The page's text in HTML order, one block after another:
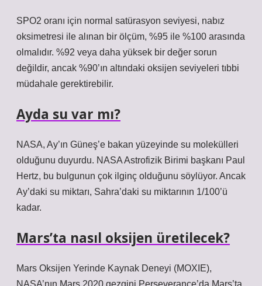
SPO2 oranı için normal satürasyon seviyesi, nabız
oksimetresi ile alınan bir ölçüm, %95 ile %100 arasında
olmalıdır. %92 veya daha yüksek bir değer sorun
değildir, ancak %90’ın altındaki oksijen seviyeleri tıbbi
müdahale gerektirebilir.
Ayda su var mı?
NASA, Ay’ın Güneş’e bakan yüzeyinde su molekülleri
olduğunu duyurdu. NASA Astrofizik Birimi başkanı Paul
Hertz, bu bulgunun çok ilginç olduğunu söylüyor. Ancak
Ay’daki su miktarı, Sahra’daki su miktarının 1/100’ü
kadar.
Mars’ta nasıl oksijen üretilecek?
Mars Oksijen Yerinde Kaynak Deneyi (MOXIE),
NASA’nın Mars 2020 gezgini Perseverance’da Mars’ta